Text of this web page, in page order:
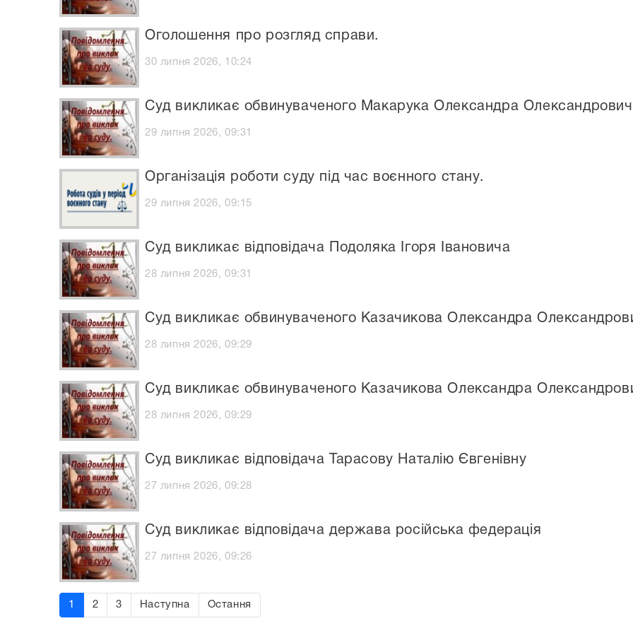
Оголошення про розгляд справи.
30 липня 2026, 10:24
Суд викликає обвинуваченого Макарука Олександра
29 липня 2026, 09:31
Організація роботи суду під час воєнного стану.
29 липня 2026, 09:15
Суд викликає відповідача Подоляка Ігоря Івановича
28 липня 2026, 09:31
Суд викликає обвинуваченого Казачикова Олександра
28 липня 2026, 09:29
Суд викликає обвинуваченого Казачикова Олександра
28 липня 2026, 09:29
Суд викликає відповідача Тарасову Наталію Євгенівну
27 липня 2026, 09:28
Суд викликає відповідача держава російська федерація
27 липня 2026, 09:26
1 2 3 Наступна Остання